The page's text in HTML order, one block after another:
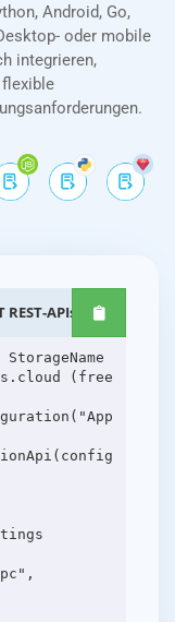
Android, Go,
oder mobile
integrieren,
APIs
(free